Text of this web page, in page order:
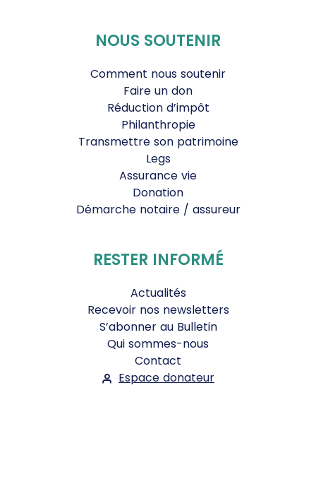
NOUS SOUTENIR
Comment nous soutenir
Faire un don
Réduction d’impôt
Philanthropie
Transmettre son patrimoine
Legs
Assurance vie
Donation
Démarche notaire / assureur
RESTER INFORMÉ
Actualités
Recevoir nos newsletters
S’abonner au Bulletin
Qui sommes-nous
Contact
Espace donateur